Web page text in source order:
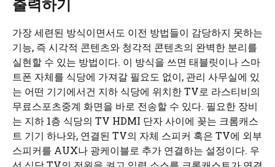
출력하기
가장 세련된 방식이면서도 이전 방법들이 감당하지 못하는
기능, 즉 시각적 콘텐츠와 청각적 콘텐츠의 완벽한 분리를
실현할 수 있는 방법이다. 이 방식을 쓰면 태블릿이나 스마
트폰 자체를 식당에 가져갈 필요도 없이, 관리 사무실에 있
는 어떤 기기에서건 지하 식당에 위치한 TV로 라스티비의
무료스포츠중계 화면을 바로 전송할 수 있다. 필요한 장비
는 지하 1층 식당의 TV HDMI 단자 사이에 꽂는 크롬캐스
트 기기 하나와, 연결된 TV의 자체 스피커 혹은 TV에 외부
스피커를 AUX나 광케이블로 추가 연결하는 설정이다. 우